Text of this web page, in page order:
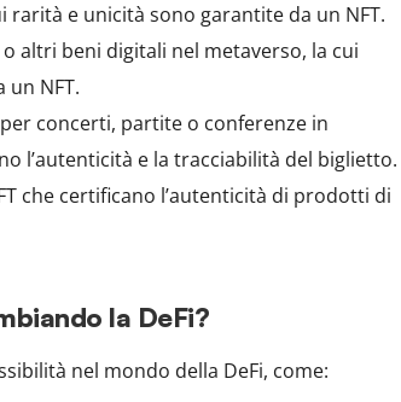
rarità e unicità sono garantite da un NFT.
altri beni digitali nel metaverso, la cui
NFT.
concerti, partite o conferenze in
l’autenticità e la tracciabilità del biglietto.
che certificano l’autenticità di prodotti di
la DeFi?
nel mondo della DeFi, come: